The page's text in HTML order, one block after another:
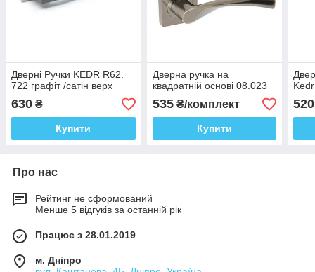
Дверні Ручки KEDR R62.
722 графіт /сатін верх
630 ₴
Купити
Дверна ручка на
квадратній основі 08.023
535₴/комплект
Купити
Kedr
520
Про нас
Рейтинг не сформований
Менше 5 відгуків за останній рік
Працює з 28.01.2019
м. Дніпро